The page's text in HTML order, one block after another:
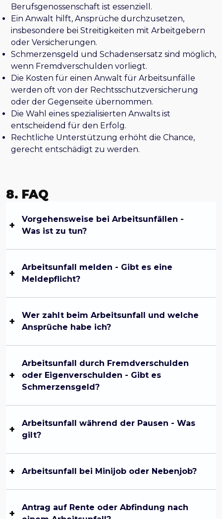
Berufsgenossenschaft ist essenziell.
Ein Anwalt hilft, Ansprüche durchzusetzen,
insbesondere bei Streitigkeiten mit Arbeitgebern
oder Versicherungen.
Schmerzensgeld und Schadensersatz sind möglich,
wenn Fremdverschulden vorliegt.
Die Kosten für einen Anwalt für Arbeitsunfälle
werden oft von der Rechtsschutzversicherung
oder der Gegenseite übernommen.
Die Wahl eines spezialisierten Anwalts ist
entscheidend für den Erfolg.
Rechtliche Unterstützung erhöht die Chance,
gerecht entschädigt zu werden.
8. FAQ
Vorgehensweise bei Arbeitsunfällen -
Was ist zu tun?
Arbeitsunfall melden - Gibt es eine
Meldepflicht?
Wer zahlt beim Arbeitsunfall und welche
Ansprüche habe ich?
Arbeitsunfall durch Fremdverschulden
oder Eigenverschulden - Gibt es
Schmerzensgeld?
Arbeitsunfall während der Pausen - Was
gilt?
Arbeitsunfall bei Minijob oder Nebenjob?
Antrag auf Rente oder Abfindung nach